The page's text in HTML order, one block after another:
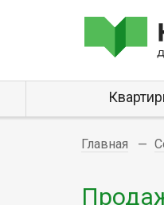
Главная